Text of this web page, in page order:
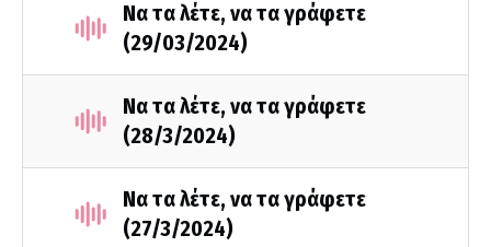
Να τα λέτε, να τα γράφετε
(29/03/2024)
Να τα λέτε, να τα γράφετε
(28/3/2024)
Να τα λέτε, να τα γράφετε
(27/3/2024)